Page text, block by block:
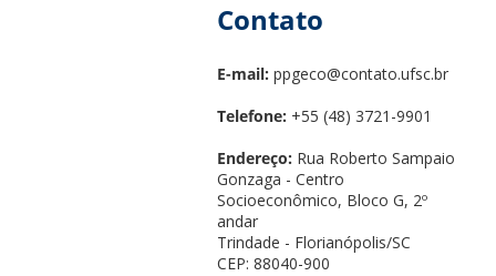
Contato
E-mail: ppgeco@contato.ufsc.br
Telefone: +55 (48) 3721-9901
Endereço: Rua Roberto Sampaio
Gonzaga - Centro
Socioeconômico, Bloco G, 2º
andar
Trindade - Florianópolis/SC
CEP: 88040-900